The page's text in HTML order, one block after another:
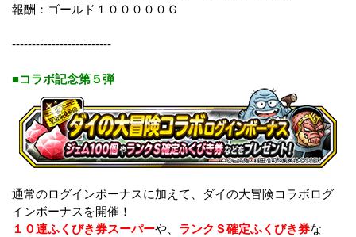
報酬：ゴールド１０００００Ｇ
-------------------------
■コラボ記念第５弾
通常のログインボーナスに加えて、ダイの大冒険コラボログ
インボーナスを開催！
１０連ふくびき券スーパーや、 ランクＳ確定ふくびき券な